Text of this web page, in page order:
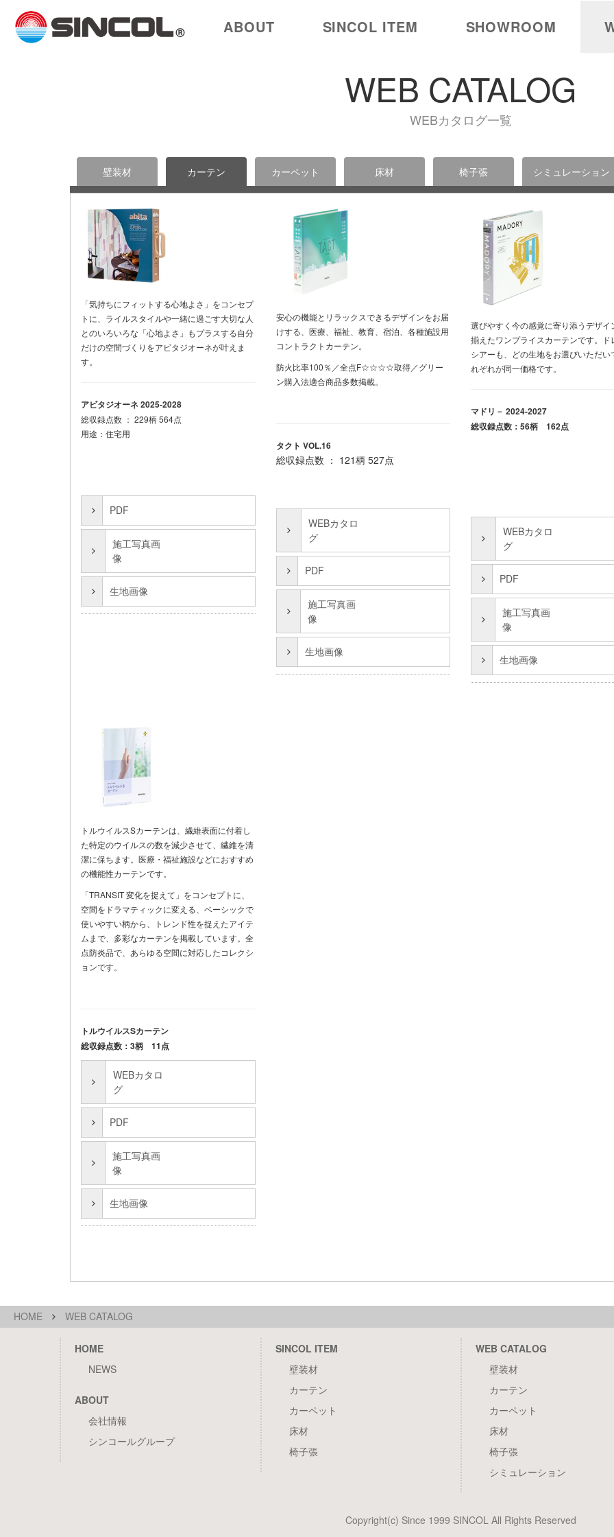
ABOUT SINCOL ITEM SHOWROOM
WEB CATALOG
WEBカタログ一覧
壁装材 カーテン カーペット 床材 椅子張 シミュレーション
「気持ちにフィットする心地よさ」をコンセプ
トに、ライルスタイルや一緒に過ごす大切な人
とのいろいろな「心地よさ」もプラスする自分
だけの空間づくりをアビタジオーネが叶えま
す。
アビタジオーネ 2025-2028
総収録点数 ： 229柄 564点
用途：住宅用
PDF
施工写真画
像
生地画像
安心の機能とリラックスできるデザインをお届
けする、医療、福祉、教育、宿泊、各種施設用
コントラクトカーテン。
防火比率100％／全点F☆☆☆☆取得／グリー
ン購入法適合商品多数掲載。
タクト VOL.16
総収録点数 ： 121柄 527点
WEBカタロ
グ
PDF
施工写真画
像
生地画像
選びやすく今の感覚に寄り添うデザイ
揃えたワンプライスカーテンです。ド
シアーも、どの生地をお選びいただい
れぞれが同一価格です。
マドリ－ 2024-2027
総収録点数：56柄 162点
WEBカタロ
グ
PDF
施工写真画
像
生地画像
トルウイルスSカーテンは、繊維表面に付着し
た特定のウイルスの数を減少させて、繊維を清
潔に保ちます。医療・福祉施設などにおすすめ
の機能性カーテンです。
「TRANSIT 変化を捉えて」をコンセプトに、
空間をドラマティックに変える、ベーシックで
使いやすい柄から、トレンド性を捉えたアイテ
ムまで、多彩なカーテンを掲載しています。全
点防炎品で、あらゆる空間に対応したコレクシ
ョンです。
トルウイルスSカーテン
総収録点数：3柄 11点
WEBカタロ
グ
PDF
施工写真画
像
生地画像
HOME WEB CATALOG
HOME
NEWS
ABOUT
会社情報
シンコールグループ
SINCOL ITEM
壁装材
カーテン
カーペット
床材
椅子張
WEB CATALOG
壁装材
カーテン
カーペット
床材
椅子張
シミュレーション
Copyright(c) Since 1999 SINCOL All Rights Reserved